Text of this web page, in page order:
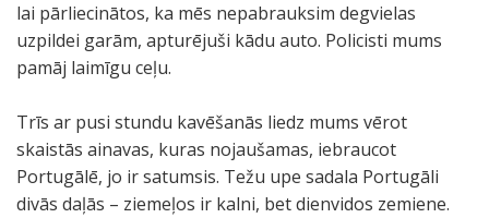
lai pārliecinātos, ka mēs nepabrauksim degvielas
uzpildei garām, apturējuši kādu auto. Policisti mums
pamāj laimīgu ceļu.
Trīs ar pusi stundu kavēšanās liedz mums vērot
skaistās ainavas, kuras nojaušamas, iebraucot
Portugālē, jo ir satumsis. Težu upe sadala Portugāli
divās daļās – ziemeļos ir kalni, bet dienvidos zemiene.